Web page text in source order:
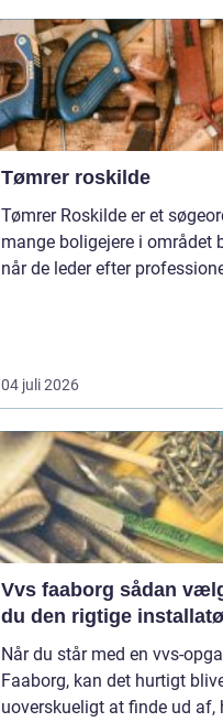
Tømrer roskilde
Tømrer Roskilde er et
mange boligejere i området
når de leder efter
04 juli 2026
Vvs faaborg sådan vælger
du den rigtige
Når du står med en vvs-
Faaborg, kan det hurtigt
uoverskueligt at finde ud af,